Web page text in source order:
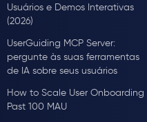
Usuários e Demos Interativas
(2026)
UserGuiding MCP Server:
pergunte às suas ferramentas
de IA sobre seus usuários
How to Scale User Onboarding
Past 100 MAU